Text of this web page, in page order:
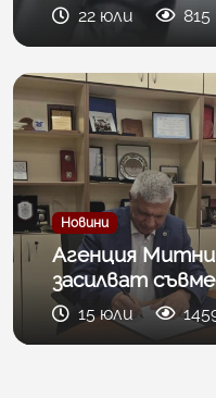
22 юли 815
Новини
Агенция
засилват
15 юли